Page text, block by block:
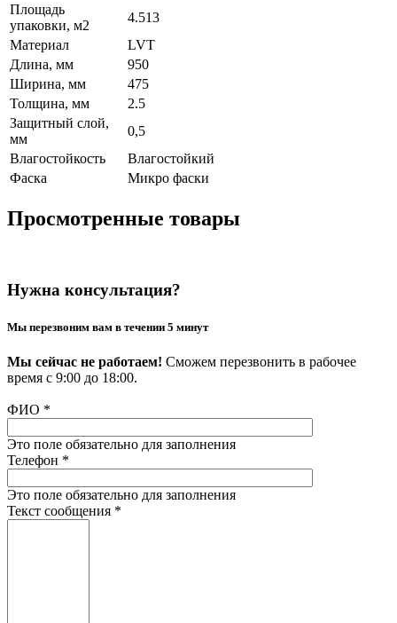
Площадь
упаковки, м2
4.513
Материал
LVT
Длина, мм
950
Ширина, мм
475
Толщина, мм
2.5
Защитный слой,
мм
0,5
Влагостойкость
Влагостойкий
Фаска
Микро фаски
Просмотренные товары
Нужна консультация?
Мы перезвоним вам в течении 5 минут
Мы сейчас не работаем! Сможем перезвонить в рабочее
время с 9:00 до 18:00.
ФИО *
Это поле обязательно для заполнения
Телефон *
Это поле обязательно для заполнения
Текст сообщения *